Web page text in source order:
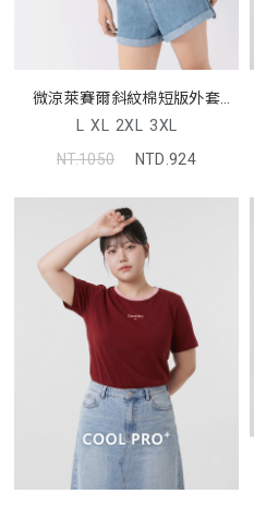
微涼萊賽爾斜紋棉短版外套
MUA
L XL 2XL 3XL
NT.1050
NTD.924